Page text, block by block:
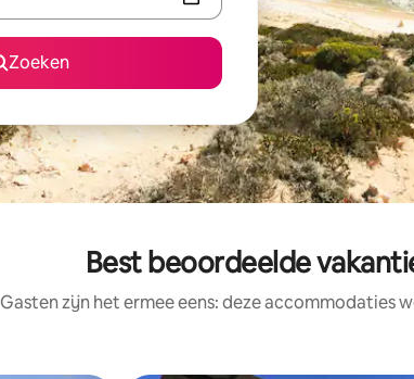
Zoeken
Best beoordeelde
Gasten zijn het ermee eens: deze accommodaties